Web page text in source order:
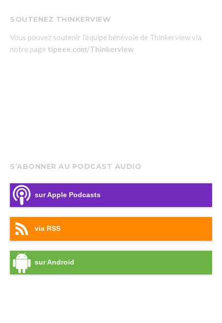
SOUTENEZ THINKERVIEW
Vous pouvez soutenir l’équipe bénévole de Thinkerview via
notre page tipeee.com/Thinkerview
S’ABONNER AU PODCAST AUDIO
sur Apple Podcasts
via RSS
sur Android